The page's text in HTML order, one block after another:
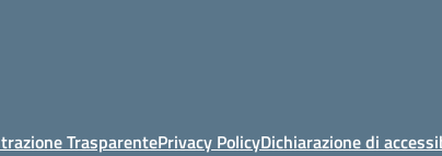
TrasparentePrivacy PolicyDichiarazione di